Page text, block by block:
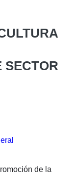
SECTOR
de la